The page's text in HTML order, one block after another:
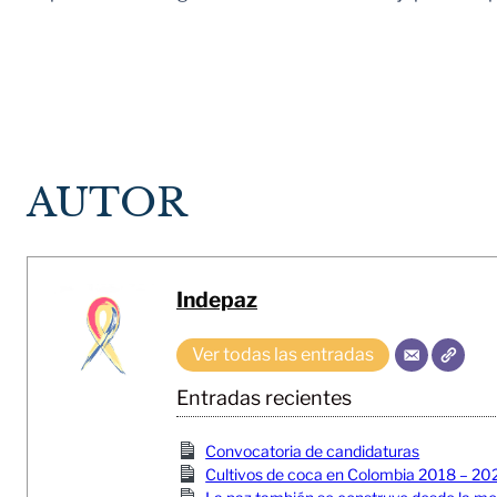
AUTOR
Indepaz
Ver todas las entradas
Entradas recientes
Convocatoria de candidaturas
Cultivos de coca en Colombia 2018 –